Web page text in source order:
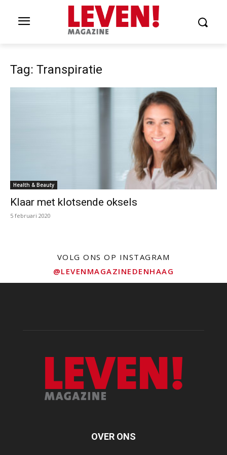
Tag: Transpiratie
Health & Beauty
Klaar met klotsende oksels
5 februari 2020
VOLG ONS OP INSTAGRAM
@LEVENMAGAZINEDENHAAG
OVER ONS